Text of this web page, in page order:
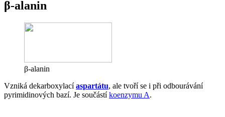
β-alanin
β-alanin
Vzniká dekarboxylacíaspartátu, ale tvoří se i při odbourávání
pyrimidinových bazí. Je součástíkoenzymu A.